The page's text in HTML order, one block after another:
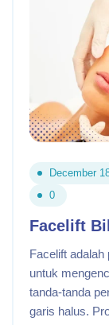
December
0
Facelift
Facelift
untuk
tanda-tanda
garis halus.